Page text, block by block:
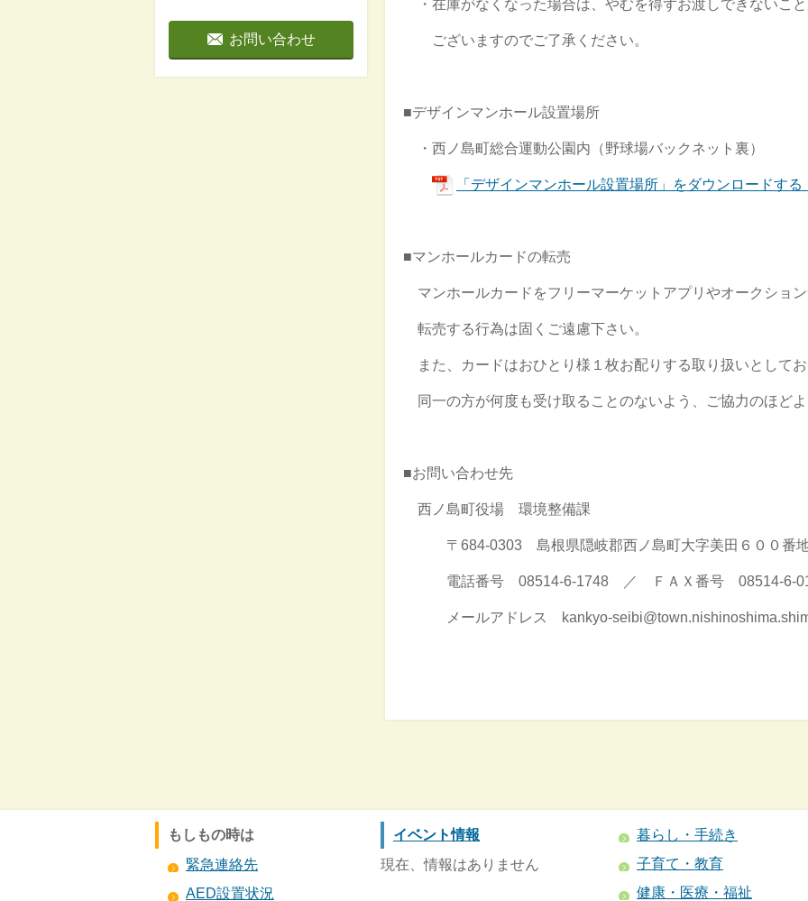
・在庫がなくなった場合は、やむを得ずお渡しできないこ
ございますのでご了承ください。
■デザインマンホール設置場所
・西ノ島町総合運動公園内（野球場バックネット裏）
「デザインマンホール設置場所」をダウンロードする
■マンホールカードの転売
マンホールカードをフリーマーケットアプリやオークショ
転売する行為は固くご遠慮下さい。
また、カードはおひとり様１枚お配りする取り扱いとして
同一の方が何度も受け取ることのないよう、ご協力のほどよ
■お問い合わせ先
西ノ島町役場 環境整備課
〒684-0303 島根県隠岐郡西ノ島町大字美田６００番
電話番号 08514-6-1748 ／ ＦＡＸ番号 08514-6-
メールアドレス kankyo-
お問い合わせ
もしもの時は
緊急連絡先
AED設置状況
イベント情報
現在、情報はありません
暮らし・手続き
子育て・教育
健康・医療・福祉